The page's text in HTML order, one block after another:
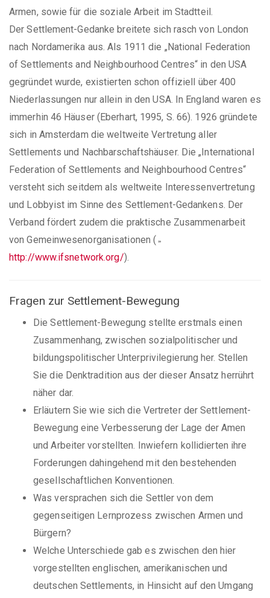
Armen, sowie für die soziale Arbeit im Stadtteil.
Der Settlement-Gedanke breitete sich rasch von London
nach Nordamerika aus. Als 1911 die „National Federation
of Settlements and Neighbourhood Centres“ in den USA
gegründet wurde, existierten schon offiziell über 400
Niederlassungen nur allein in den USA. In England waren es
immerhin 46 Häuser (Eberhart, 1995, S. 66). 1926 gründete
sich in Amsterdam die weltweite Vertretung aller
Settlements und Nachbarschaftshäuser. Die „International
Federation of Settlements and Neighbourhood Centres“
versteht sich seitdem als weltweite Interessenvertretung
und Lobbyist im Sinne des Settlement-Gedankens. Der
Verband fördert zudem die praktische Zusammenarbeit
von Gemeinwesenorganisationen ( »
http://www.ifsnetwork.org/).
Fragen zur Settlement-Bewegung
Die Settlement-Bewegung stellte erstmals einen
Zusammenhang, zwischen sozialpolitischer und
bildungspolitischer Unterprivilegierung her. Stellen
Sie die Denktradition aus der dieser Ansatz herrührt
näher dar.
Erläutern Sie wie sich die Vertreter der Settlement-
Bewegung eine Verbesserung der Lage der Amen
und Arbeiter vorstellten. Inwiefern kollidierten ihre
Forderungen dahingehend mit den bestehenden
gesellschaftlichen Konventionen.
Was versprachen sich die Settler von dem
gegenseitigen Lernprozess zwischen Armen und
Bürgern?
Welche Unterschiede gab es zwischen den hier
vorgestellten englischen, amerikanischen und
deutschen Settlements, in Hinsicht auf den Umgang